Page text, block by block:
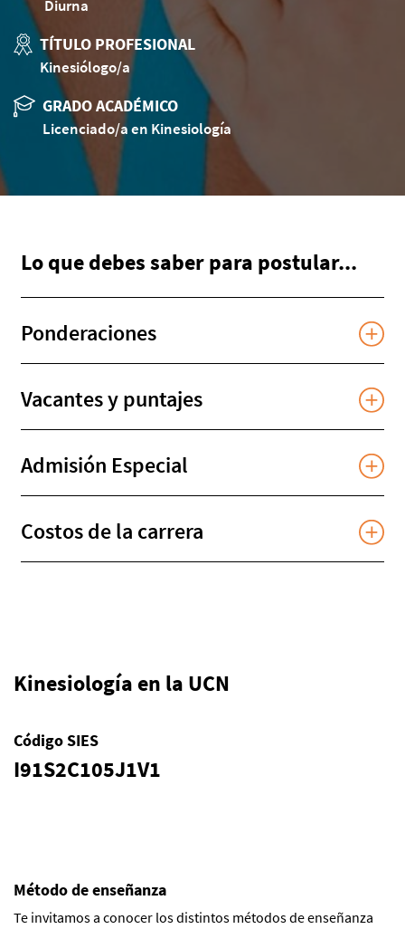
Diurna
TÍTULO PROFESIONAL
Kinesiólogo/a
GRADO ACADÉMICO
Licenciado/a en Kinesiología
Lo que debes saber para postular...
Ponderaciones
Vacantes y puntajes
Admisión Especial
Costos de la carrera
Kinesiología en la UCN
Código SIES
I91S2C105J1V1
Método de enseñanza
Te invitamos a conocer los distintos métodos de enseñanza